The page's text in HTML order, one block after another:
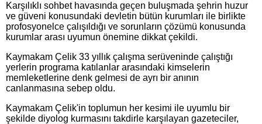
Karşılıklı sohbet havasında geçen buluşmada şehrin huzur
ve güveni konusundaki devletin bütün kurumları ile birlikte
profosyonelce çalışıldığı ve sorunların çözümü konusunda
kurumlar arası uyumun önemine dikkat çekildi.
Kaymakam Çelik 33 yıllık çalışma serüveninde çalıştığı
yerlerin programa katılanlar arasındaki kimselerin
memleketlerine denk gelmesi de ayrı bir anının
canlanmasına sebep oldu.
Kaymakam Çelik'in toplumun her kesimi ile uyumlu bir
şekilde diyolog kurmasını takdirle karşılayan gazeteciler,